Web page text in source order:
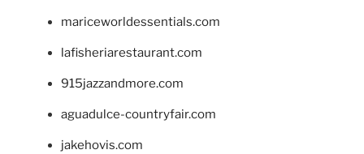
mariceworldessentials.com
lafisheriarestaurant.com
915jazzandmore.com
aguadulce-countryfair.com
jakehovis.com